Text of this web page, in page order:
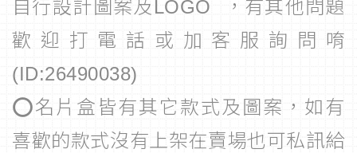
自行設計圖案及LOGO ，有其他問題
歡迎打電話或加客服詢問唷
(ID:26490038)
⭕名片盒皆有其它款式及圖案，如有
喜歡的款式沒有上架在賣場也可私訊給